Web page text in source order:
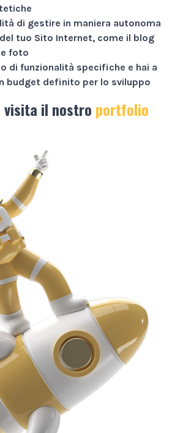
di gestire in maniera autonoma
tuo Sito Internet, come il blog
foto
di funzionalità specifiche e hai a
budget definito per lo sviluppo
visita il nostro portfolio